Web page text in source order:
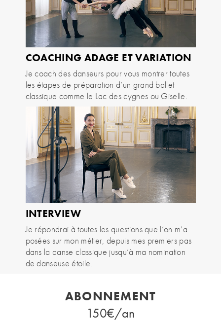
COACHING ADAGE ET VARIATION
Je coach des danseurs pour vous montrer toutes
les étapes de préparation d’un grand ballet
classique comme le Lac des cygnes ou Giselle.
INTERVIEW
Je répondrai à toutes les questions que l’on m’a
posées sur mon métier, depuis mes premiers pas
dans la danse classique jusqu’à ma nomination
de danseuse étoile.
ABONNEMENT
150€/an